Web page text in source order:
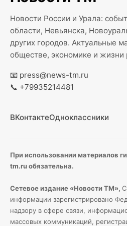
Новости России и Урала:
области, Невьянска,
других городов. Актуальные
обществе, экономике и жизни
📧 press@news-tm.ru
📞 +79935214481
ВКонтактеОдноклассники
При использовании материалов
tm.ru обязательна.
Сетевое издание «Новости ТМ»,
информации зарегистрировано
надзору в сфере связи,
массовых коммуникаций,